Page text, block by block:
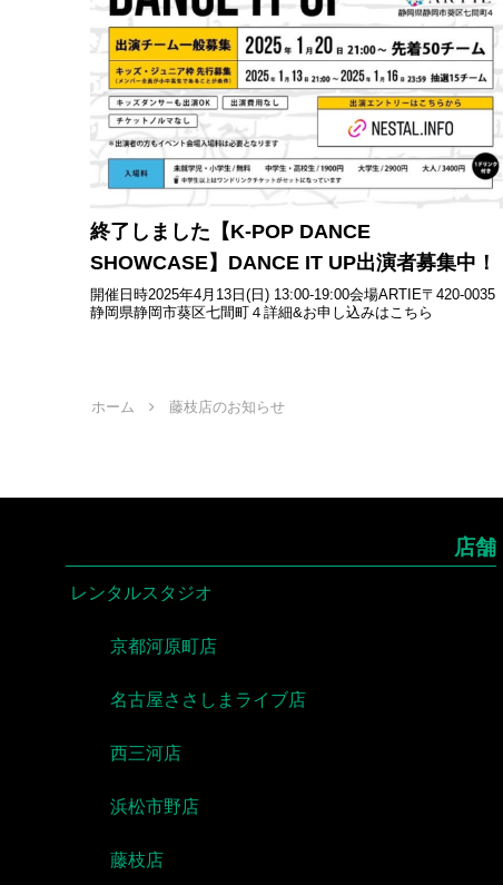
終了しました【K-POP DANCE
SHOWCASE】DANCE IT UP出演者募集中！
開催日時2025年4月13日(日) 13:00-19:00会場ARTIE〒420-0035
静岡県静岡市葵区七間町４詳細&お申し込みはこちら
ホーム 藤枝店のお知らせ
店舗
レンタルスタジオ
京都河原町店
名古屋ささしまライブ店
西三河店
浜松市野店
藤枝店